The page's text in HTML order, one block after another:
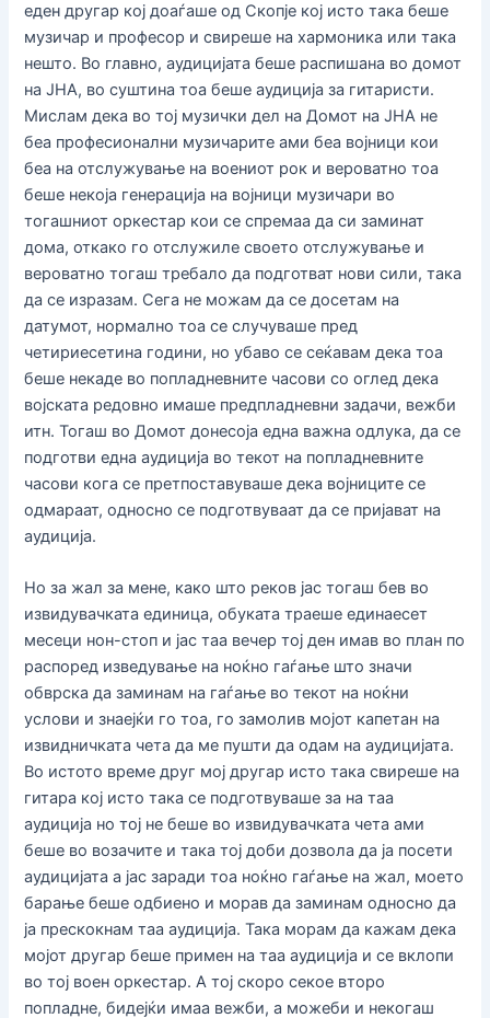
еден другар кој доаѓаше од Скопје кој исто така беше
музичар и професор и свиреше на хармоника или така
нешто. Во главно, аудицијата беше распишана во домот
на ЈНА, во суштина тоа беше аудиција за гитаристи.
Мислам дека во тој музички дел на Домот на ЈНА не
беа професионални музичарите ами беа војници кои
беа на отслужување на воениот рок и вероватно тоа
беше некоја генерација на војници музичари во
тогашниот оркестар кои се спремаа да си заминат
дома, откако го отслужиле своето отслужување и
вероватно тогаш требало да подготват нови сили, така
да се изразам. Сега не можам да се досетам на
датумот, нормално тоа се случуваше пред
четириесетина години, но убаво се сеќавам дека тоа
беше некаде во попладневните часови со оглед дека
војската редовно имаше предпладневни задачи, вежби
итн. Тогаш во Домот донесоја една важна одлука, да се
подготви една аудиција во текот на попладневните
часови кога се претпоставуваше дека војниците се
одмараат, односно се подготвуваат да се пријават на
аудиција.
Но за жал за мене, како што реков јас тогаш бев во
извидувачката единица, обуката траеше единаесет
месеци нон-стоп и јас таа вечер тој ден имав во план по
распоред изведување на ноќно гаѓање што значи
обврска да заминам на гаѓање во текот на ноќни
услови и знаејќи го тоа, го замолив мојот капетан на
извидничката чета да ме пушти да одам на аудицијата.
Во истото време друг мој другар исто така свиреше на
гитара кој исто така се подготвуваше за на таа
аудиција но тој не беше во извидувачката чета ами
беше во возачите и така тој доби дозвола да ја посети
аудицијата а јас заради тоа ноќно гаѓање на жал, моето
барање беше одбиено и морав да заминам односно да
ја прескокнам таа аудиција. Така морам да кажам дека
мојот другар беше примен на таа аудиција и се вклопи
во тој воен оркестар. А тој скоро секое второ
попладне, бидејќи имаа вежби, а можеби и некогаш